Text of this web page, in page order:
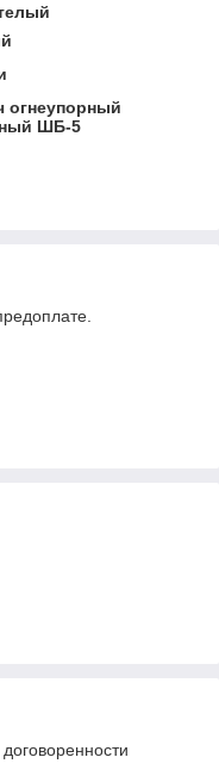
огнеупорный
ШБ-5